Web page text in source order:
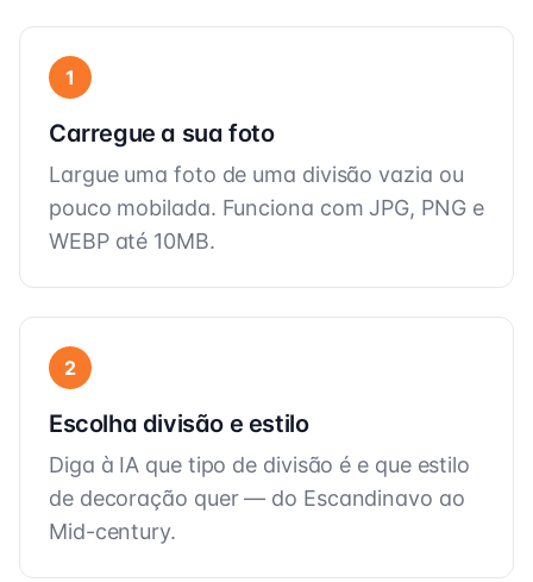
1
Carregue a sua foto
Largue uma foto de uma divisão vazia ou
pouco mobilada. Funciona com JPG, PNG e
WEBP até 10MB.
2
Escolha divisão e estilo
Diga à IA que tipo de divisão é e que estilo
de decoração quer — do Escandinavo ao
Mid-century.